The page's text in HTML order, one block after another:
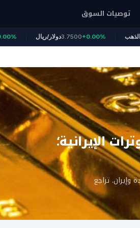
توصيات السوق
دولار/ريال3.7500+0.00% 4,326
الإيرانية؛
وإيران. تراجع